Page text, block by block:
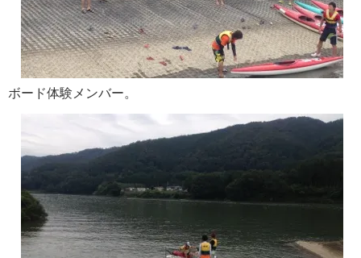
ボード体験メンバー。